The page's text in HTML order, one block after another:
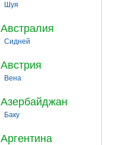
Шуя
Австралия
Сидней
Австрия
Вена
Азербайджан
Баку
Аргентина